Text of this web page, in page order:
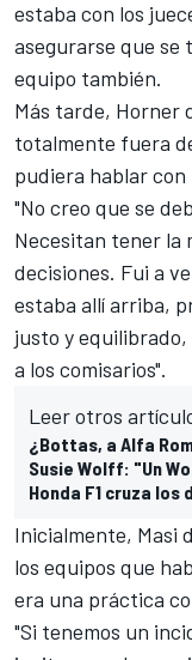
estaba con los
asegurarse que se
equipo también.
Más tarde, Horner
totalmente fuera
pudiera hablar con
"No creo que se
Necesitan tener la
decisiones. Fui a
estaba allí arriba,
justo y
a los comisarios".
Leer otros
¿Bottas, a Alfa
Susie Wolff: "Un
Honda F1 cruza
Inicialmente, Masi
los equipos que
era una práctica
"Si tenemos un